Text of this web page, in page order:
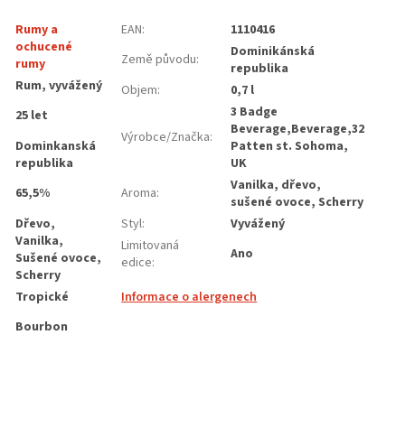
Rumy a
ochucené
rumy
Rum, vyvážený
25 let
Dominkanská
republika
65,5%
Dřevo,
Vanilka,
Sušené ovoce,
Scherry
Tropické
Bourbon
EAN:
1110416
Země původu:
Dominikánská
republika
Objem: 0,7 l
Výrobce/Značka:
3 Badge
Beverage,Beverage,32
Patten st. Sohoma,
UK
Aroma:
Vanilka, dřevo,
sušené ovoce, Scherry
Styl:
Vyvážený
Limitovaná
edice: Ano
Informace o alergenech